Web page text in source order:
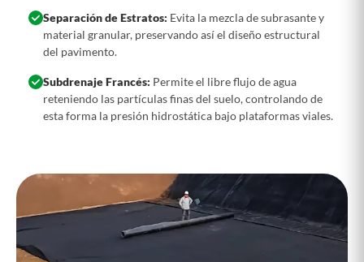
Separación de Estratos: Evita la mezcla de subrasante y
material granular, preservando así el diseño estructural
del pavimento.
Subdrenaje Francés: Permite el libre flujo de agua
reteniendo las partículas finas del suelo, controlando de
esta forma la presión hidrostática bajo plataformas viales.